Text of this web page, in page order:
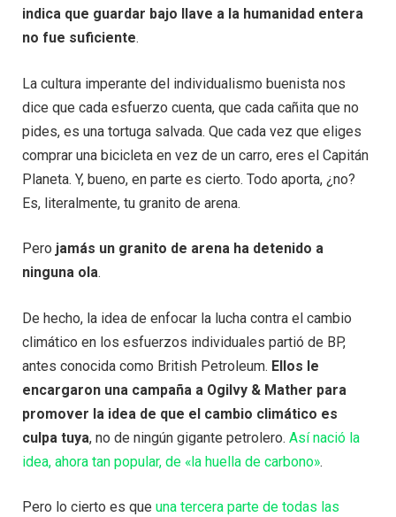
indica que guardar bajo llave a la humanidad entera
no fue suficiente.
La cultura imperante del individualismo buenista nos
dice que cada esfuerzo cuenta, que cada cañita que no
pides, es una tortuga salvada. Que cada vez que eliges
comprar una bicicleta en vez de un carro, eres el Capitán
Planeta. Y, bueno, en parte es cierto. Todo aporta, ¿no?
Es, literalmente, tu granito de arena.
Pero jamás un granito de arena ha detenido a
ninguna ola.
De hecho, la idea de enfocar la lucha contra el cambio
climático en los esfuerzos individuales partió de BP,
antes conocida como British Petroleum. Ellos le
encargaron una campaña a Ogilvy & Mather para
promover la idea de que el cambio climático es
culpa tuya, no de ningún gigante petrolero. Así nació la
idea, ahora tan popular, de «la huella de carbono».
Pero lo cierto es que una tercera parte de todas las